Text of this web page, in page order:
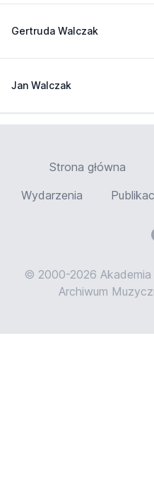
Gertruda Walczak
Jan Walczak
Strona główna
Wydarzenia
© 2000-2026
Archiwum